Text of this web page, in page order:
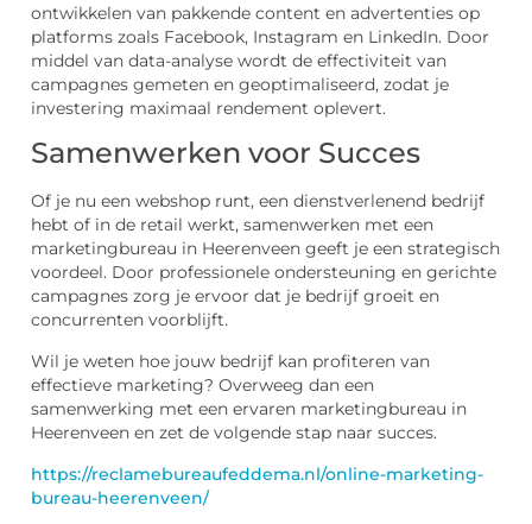
ontwikkelen van pakkende content en advertenties op
platforms zoals Facebook, Instagram en LinkedIn. Door
middel van data-analyse wordt de effectiviteit van
campagnes gemeten en geoptimaliseerd, zodat je
investering maximaal rendement oplevert.
Samenwerken voor Succes
Of je nu een webshop runt, een dienstverlenend bedrijf
hebt of in de retail werkt, samenwerken met een
marketingbureau in Heerenveen geeft je een strategisch
voordeel. Door professionele ondersteuning en gerichte
campagnes zorg je ervoor dat je bedrijf groeit en
concurrenten voorblijft.
Wil je weten hoe jouw bedrijf kan profiteren van
effectieve marketing? Overweeg dan een
samenwerking met een ervaren marketingbureau in
Heerenveen en zet de volgende stap naar succes.
https://reclamebureaufeddema.nl/online-marketing-
bureau-heerenveen/